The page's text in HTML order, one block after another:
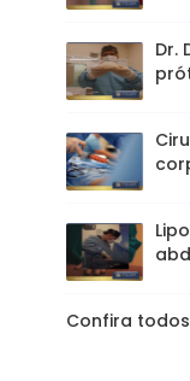
Dr.
Confira